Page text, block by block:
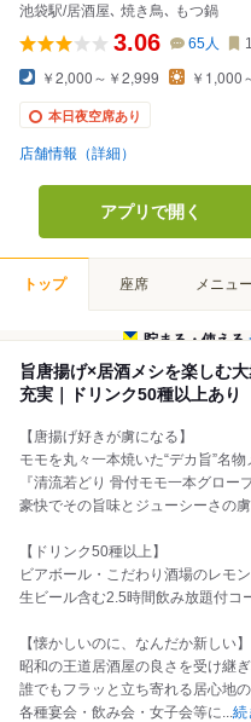
池袋駅/居酒屋､ 焼き鳥､ もつ鍋
3.06 65人
￥2,000～￥2,999 ￥1,000
本日夜空席あり
店舗情報（詳細）
アプリで開く
トップ 座席 メニュー
貯まる・使える
旨唐揚げ×居酒メシを楽しむ
充実｜ドリンク50種以上あり
【唐揚げ好きが虜になる】
モモを丸々一本焼いた“デカ旨”名物
『清流若どり 骨付モモ一本グロー
豪快でその旨味とジューシーさの虜
【ドリンク50種以上】
ビアボール・こだわり酒場のレモ
生ビール含む2.5時間飲み放題付コ
【懐かしいのに、なんだか新しい】
昭和の王道居酒屋の良さを受け継ぎ
誰でもフラッと立ち寄れる居心地
各種宴会・飲み会・女子会等に...続